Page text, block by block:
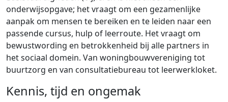
onderwijsopgave; het vraagt om een gezamenlijke
aanpak om mensen te bereiken en te leiden naar een
passende cursus, hulp of leerroute. Het vraagt om
bewustwording en betrokkenheid bij alle partners in
het sociaal domein. Van woningbouwvereniging tot
buurtzorg en van consultatiebureau tot leerwerkloket.
Kennis, tijd en ongemak